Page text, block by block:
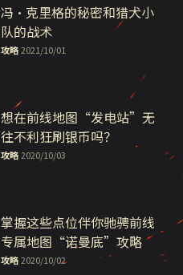
冯·克里格的秘密和猎犬小
队的战术
攻略 2021/10/01
想在前线地图“发电站”无
往不利狂刷银币吗？
攻略 2020/10/03
掌握这些点位伴你驰骋前线
专属地图“诺曼底”攻略
攻略 2020/10/02